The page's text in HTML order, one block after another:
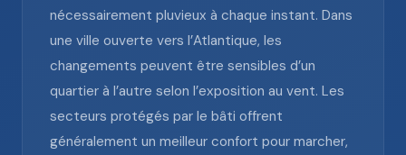
nécessairement pluvieux à chaque instant. Dans
une ville ouverte vers l’Atlantique, les
changements peuvent être sensibles d’un
quartier à l’autre selon l’exposition au vent. Les
secteurs protégés par le bâti offrent
généralement un meilleur confort pour marcher,